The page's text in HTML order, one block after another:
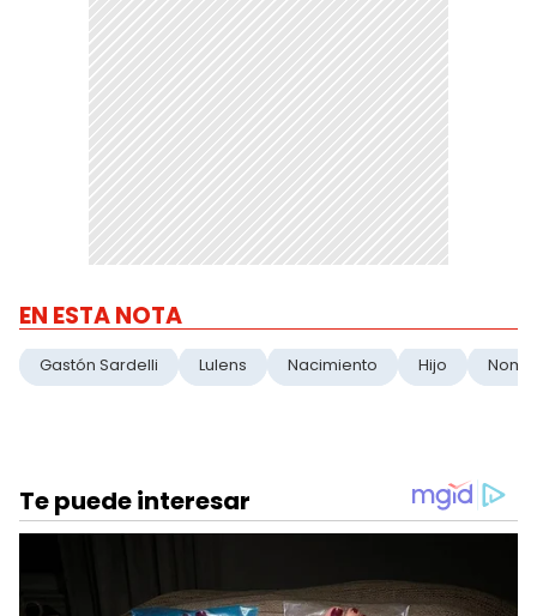
EN ESTA NOTA
Gastón Sardelli Lulens Nacimiento Hijo